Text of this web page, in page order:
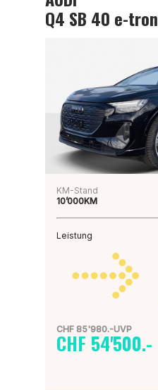
Q4 SB 40 e-tron
KM-Stand
10’000KM
Leistung
CHF 85'980.-UVP
CHF 54'500.-